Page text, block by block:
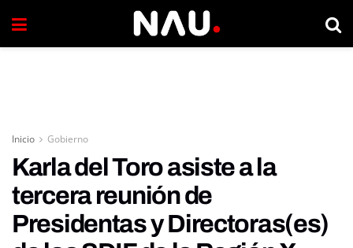
Inicio Gobierno
Karla del Toro asiste a la
tercera reunión de
Presidentas y Directoras(es)